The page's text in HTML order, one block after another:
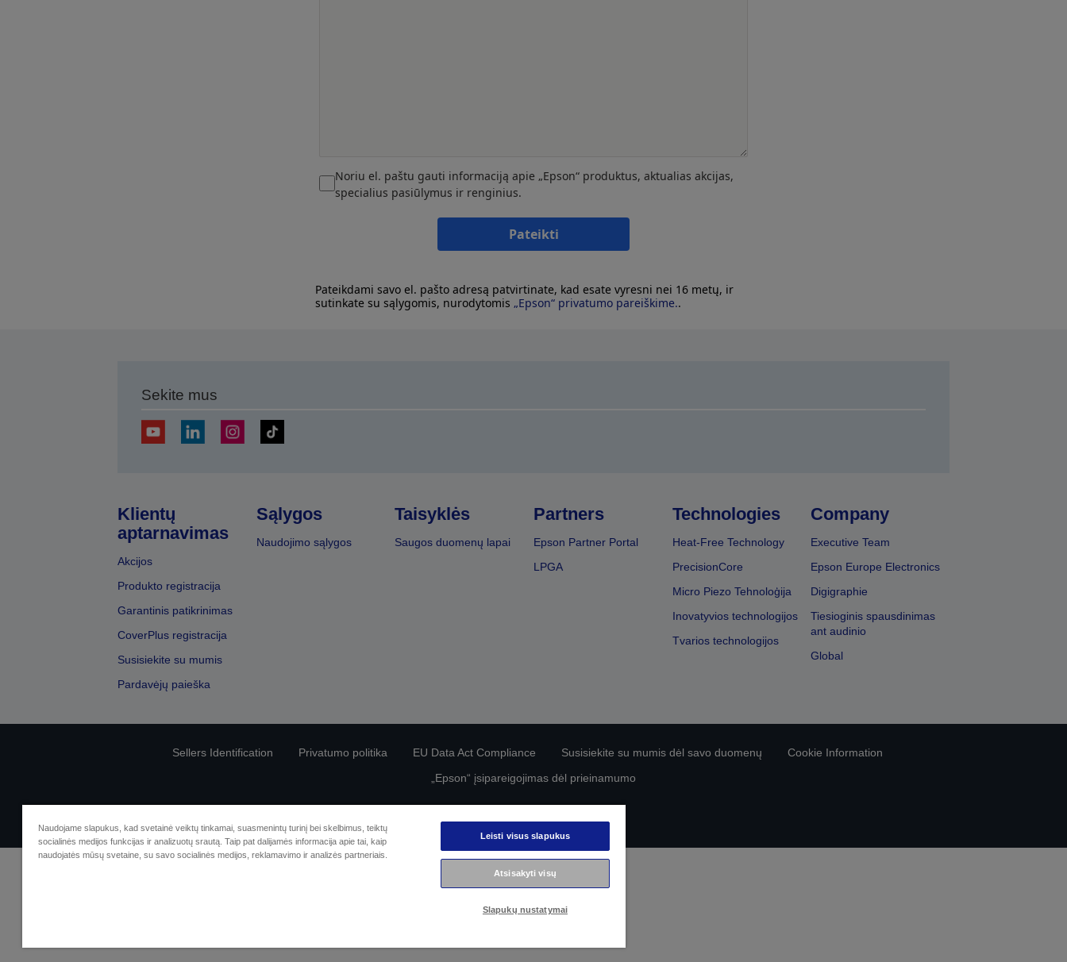
Noriu el. paštu gauti informaciją apie „Epson“ produktus, aktualias akcijas,
specialius pasiūlymus ir renginius.
Pateikti
Pateikdami savo el. pašto adresą patvirtinate, kad esate vyresni nei 16 metų, ir
sutinkate su sąlygomis, nurodytomis „Epson“ privatumo pareiškime..
Sekite mus
Klientų
aptarnavimas
Akcijos
Produkto registracija
Garantinis patikrinimas
CoverPlus registracija
Susisiekite su mumis
Pardavėjų paieška
Sąlygos
Naudojimo sąlygos
Taisyklės
Saugos duomenų lapai
Partners
Epson Partner Portal
LPGA
Technologies
Heat-Free Technology
PrecisionCore
Micro Piezo Tehnoloģija
Inovatyvios technologijos
Tvarios technologijos
Company
Executive Team
Epson Europe Electronics
Digigraphie
Tiesioginis spausdinimas
ant audinio
Global
Sellers Identification Privatumo politika EU Data Act Compliance Susisiekite su mumis dėl savo duomenų
Cookie Information
„Epson“ įsipareigojimas dėl prieinamumo
Naudojame slapukus, kad svetainė veiktų tinkamai, suasmenintų turinį bei skelbimus, teiktų
socialinės medijos funkcijas ir analizuotų srautą. Taip pat dalijamės informacija apie tai, kaip
naudojatės mūsų svetaine, su savo socialinės medijos, reklamavimo ir analizės partneriais.
Leisti visus slapukus
Atsisakyti visų
Slapukų nustatymai